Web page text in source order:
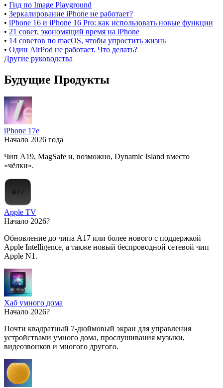
• Гид по Image Playground
• Зеркалирование iPhone не работает?
• iPhone 16 и iPhone 16 Pro: как использовать новые функции
• 21 совет, экономящий время на iPhone
• 14 советов по macOS, чтобы упростить жизнь
• Один AirPod не работает. Что делать?
Другие руководства
Будущие Продукты
iPhone 17e
Начало 2026 года
Чип A19, MagSafe и, возможно, Dynamic Island вместо
«чёлки».
Apple TV
Начало 2026?
Обновление до чипа A17 или более нового с поддержкой
Apple Intelligence, а также новый беспроводной сетевой чип
Apple N1.
Хаб умного дома
Начало 2026?
Почти квадратный 7-дюймовый экран для управления
устройствами умного дома, прослушивания музыки,
видеозвонков и многого другого.